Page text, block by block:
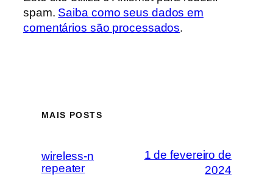
spam. Saiba como seus dados em
comentários são processados.
MAIS POSTS
wireless-n
repeater
1 de fevereiro de
2024